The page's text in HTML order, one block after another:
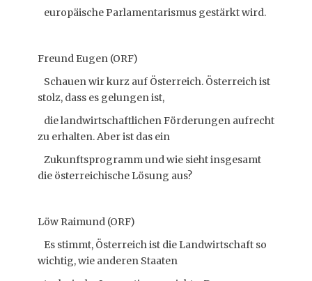
europäische Parlamentarismus gestärkt wird.
Freund Eugen (ORF)
Schauen wir kurz auf Österreich. Österreich ist
stolz, dass es gelungen ist,
die landwirtschaftlichen Förderungen aufrecht
zu erhalten. Aber ist das ein
Zukunftsprogramm und wie sieht insgesamt
die österreichische Lösung aus?
Löw Raimund (ORF)
Es stimmt, Österreich ist die Landwirtschaft so
wichtig, wie anderen Staaten